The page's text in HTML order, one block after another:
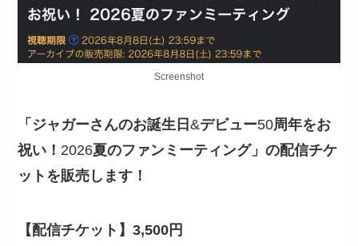
Screenshot
「ジャガーさんのお誕生日&デビュー50周年をお
祝い！ 2026夏のファンミーティング」の配信チケ
ットを販売します！
【配信チケット】3,500円